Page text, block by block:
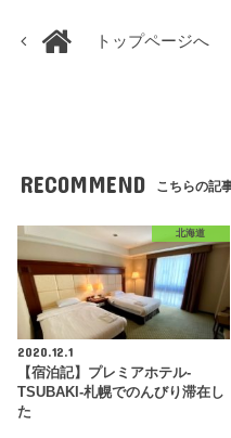
トップページへ
RECOMMEND こちらの記
北海道
2020.12.1
【宿泊記】プレミアホテル-
TSUBAKI-札幌でのんびり滞在し
た